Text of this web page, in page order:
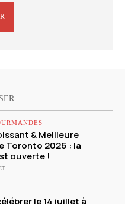
& Meilleure
Toronto 2026 : la
ouverte !
le 14 juillet à